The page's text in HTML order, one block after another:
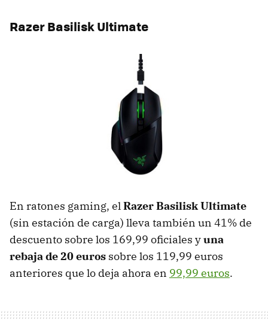
Razer Basilisk Ultimate
En ratones gaming, elRazer Basilisk Ultimate
(sin estación de carga) lleva también un 41% de
descuento sobre los 169,99 oficiales yuna
rebaja de 20 euros sobre los 119,99 euros
anteriores que lo deja ahora en 99,99 euros.